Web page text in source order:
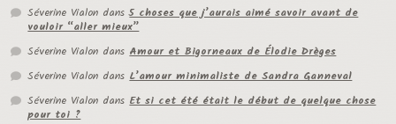
Séverine Vialon dans5 choses que j’aurais aimé savoir avant de
vouloir “aller mieux”
Séverine Vialon dansAmour et Bigorneaux de Élodie Drèges
Séverine Vialon dansL’amour minimaliste de Sandra Ganneval
Séverine Vialon dansEt si cet été était le début de quelque chose
pour toi ?